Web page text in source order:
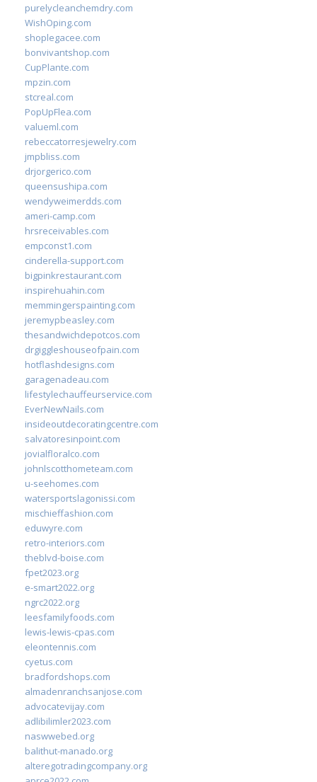
purelycleanchemdry.com
WishOping.com
shoplegacee.com
bonvivantshop.com
CupPlante.com
mpzin.com
stcreal.com
PopUpFlea.com
valueml.com
rebeccatorresjewelry.com
jmpbliss.com
drjorgerico.com
queensushipa.com
wendyweimerdds.com
ameri-camp.com
hrsreceivables.com
empconst1.com
cinderella-support.com
bigpinkrestaurant.com
inspirehuahin.com
memmingerspainting.com
jeremypbeasley.com
thesandwichdepotcos.com
drgiggleshouseofpain.com
hotflashdesigns.com
garagenadeau.com
lifestylechauffeurservice.com
EverNewNails.com
insideoutdecoratingcentre.com
salvatoresinpoint.com
jovialfloralco.com
johnlscotthometeam.com
u-seehomes.com
watersportslagonissi.com
mischieffashion.com
eduwyre.com
retro-interiors.com
theblvd-boise.com
fpet2023.org
e-smart2022.org
ngrc2022.org
leesfamilyfoods.com
lewis-lewis-cpas.com
eleontennis.com
cyetus.com
bradfordshops.com
almadenranchsanjose.com
advocatevijay.com
adlibilimler2023.com
naswwebed.org
balithut-manado.org
alteregotradingcompany.org